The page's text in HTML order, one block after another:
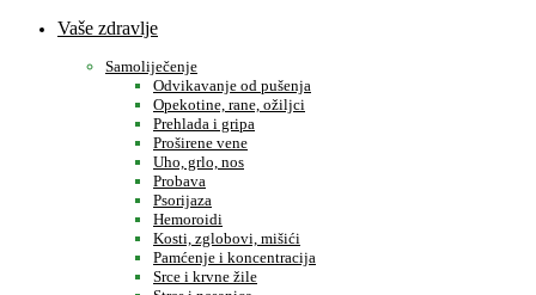
Vaše zdravlje
Samoliječenje
Odvikavanje od pušenja
Opekotine, rane, ožiljci
Prehlada i gripa
Proširene vene
Uho, grlo, nos
Probava
Psorijaza
Hemoroidi
Kosti, zglobovi, mišići
Pamćenje i koncentracija
Srce i krvne žile